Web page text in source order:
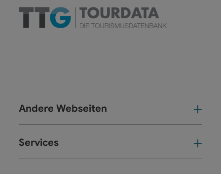
Andere Webseiten
Services